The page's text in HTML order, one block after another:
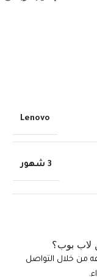
Lenovo
3 شهور
لاب بوب؟
من خلال التواصل